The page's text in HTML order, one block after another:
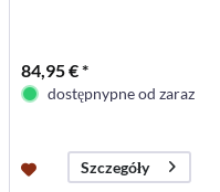
84,95 € *
dostępnypne od zaraz
Szczegóły